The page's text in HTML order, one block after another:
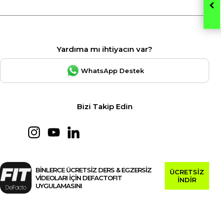
Yardıma mı ihtiyacın var?
WhatsApp Destek
Bizi Takip Edin
BİNLERCE ÜCRETSİZ DERS & EGZERSİZ
VİDEOLARI İÇİN DEFACTOFIT
UYGULAMASINI
ÜCRETSİZ
İNDİR